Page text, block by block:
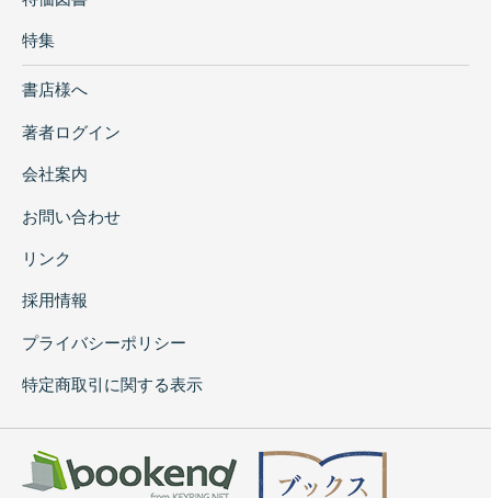
特集
書店様へ
著者ログイン
会社案内
お問い合わせ
リンク
採用情報
プライバシーポリシー
特定商取引に関する表示